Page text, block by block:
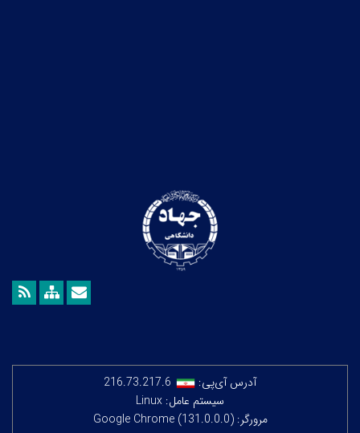
آدرس آی‌پی:
216.73.217.6
سیستم عامل: Linux
مرورگر: Google Chrome (131.0.0.0)